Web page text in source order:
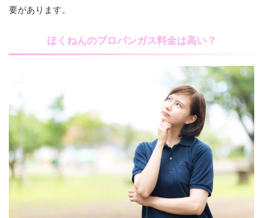
要があります。
ほくねんのプロパンガス料金は高い？